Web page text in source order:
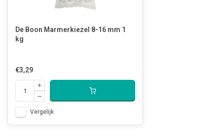
De Boon Marmerkiezel 8-16 mm 1
kg
€3,29
Vergelijk